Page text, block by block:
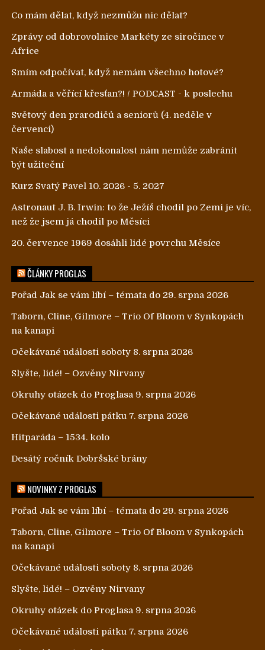
Co mám dělat, když nezmůžu nic dělat?
Zprávy od dobrovolnice Markéty ze siročince v
Africe
Smím odpočívat, když nemám všechno hotové?
Armáda a věřící křesťan?! / PODCAST - k poslechu
Světový den prarodičů a seniorů (4. neděle v
červenci)
Naše slabost a nedokonalost nám nemůže zabránit
být užiteční
Kurz Svatý Pavel 10. 2026 - 5. 2027
Astronaut J. B. Irwin: to že Ježíš chodil po Zemi je víc,
než že jsem já chodil po Měsíci
20. července 1969 dosáhli lidé povrchu Měsíce
ČLÁNKY PROGLAS
Pořad Jak se vám líbí – témata do 29. srpna 2026
Taborn, Cline, Gilmore – Trio Of Bloom v Synkopách
na kanapi
Očekávané události soboty 8. srpna 2026
Slyšte, lidé! – Ozvěny Nirvany
Okruhy otázek do Proglasa 9. srpna 2026
Očekávané události pátku 7. srpna 2026
Hitparáda – 1534. kolo
Desátý ročník Dobršské brány
NOVINKY Z PROGLAS
Pořad Jak se vám líbí – témata do 29. srpna 2026
Taborn, Cline, Gilmore – Trio Of Bloom v Synkopách
na kanapi
Očekávané události soboty 8. srpna 2026
Slyšte, lidé! – Ozvěny Nirvany
Okruhy otázek do Proglasa 9. srpna 2026
Očekávané události pátku 7. srpna 2026